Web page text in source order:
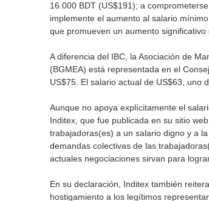
16.000 BDT (US$191); a
implemente el aumento al salario
que promueven un aumento
A diferencia del IBC, la Asociación de
(BGMEA) está representada en el
US$75. El salario actual de US$63, uno
Aunque no apoya explícitamente el
Inditex, que fue publicada en su sitio
trabajadoras(es) a un salario digno y a
demandas colectivas de las
actuales negociaciones sirvan para
En su declaración, Inditex también
hostigamiento a los legítimos